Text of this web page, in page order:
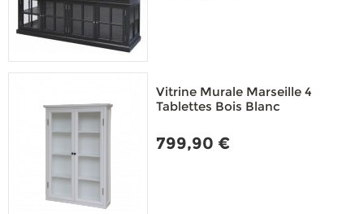
Vitrine Murale Marseille 4
Tablettes Bois Blanc
799,90 €